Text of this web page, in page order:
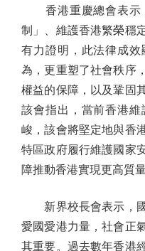
香港重慶總會表示
制」、維護香港繁榮穩
有力證明，此法律成
為，更重塑了社會秩序
權益的保障，以及鞏固
該會指出，當前香港
峻，該會將堅定地與香
特區政府履行維護國家
障推動香港實現更高質量
新界校長會表示，國
愛國愛港力量，社會正
其重要。過去數年香港